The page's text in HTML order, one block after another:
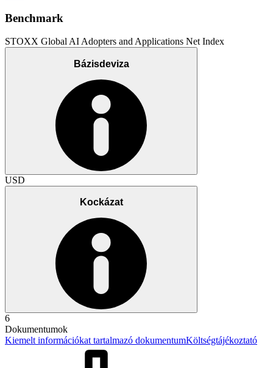
Benchmark
STOXX Global AI Adopters and Applications Net Index
Bázisdeviza
USD
Kockázat
6
Dokumentumok
Kiemelt információkat tartalmazó dokumentumKöltségtájékoztató